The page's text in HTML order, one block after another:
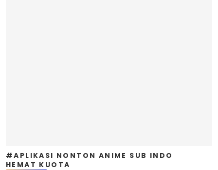
#APLIKASI NONTON ANIME SUB INDO
HEMAT KUOTA